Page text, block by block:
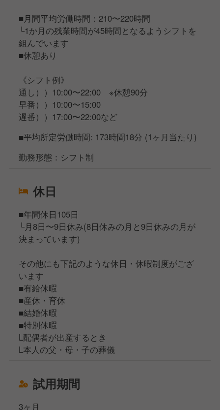
■月間平均労働時間：210〜220時間
└1か月の残業時間が45時間となるようシフトを
組んでいます
■休憩あり
《シフト例》
通し））10:00〜22:00 ※休憩90分
早番））10:00〜15:00
遅番））17:00〜22:00など
■平均所定労働時間: 173時間18分 (1ヶ月当たり)
勤務形態：シフト制
休日
■年間休日105日
└月8日〜9日休み(8日休みの月と9日休みの月が
決まっています)
その他にも下記のような休日・休暇制度がござ
います
■有給休暇
■産休・育休
■結婚休暇
■特別休暇
L配偶者が出産するとき
L本人の父・母・子の葬儀
試用期間
3ヶ月